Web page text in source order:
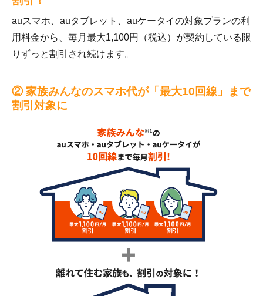
auスマホ、auタブレット、auケータイの対象プランの利
用料金から、毎月最大1,100円（税込）が契約している限
りずっと割引され続けます。
② 家族みんなのスマホ代が「最大10回線」まで
割引対象に